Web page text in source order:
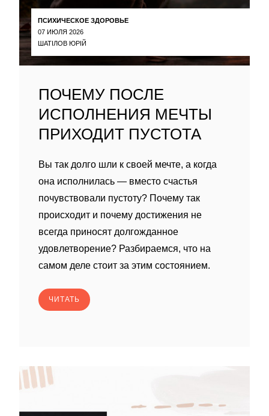
ПСИХИЧЕСКОЕ ЗДОРОВЬЕ
07 ИЮЛЯ 2026
ШАТІЛОВ ЮРІЙ
ПОЧЕМУ ПОСЛЕ
ИСПОЛНЕНИЯ МЕЧТЫ
ПРИХОДИТ ПУСТОТА
Вы так долго шли к своей мечте, а когда
она исполнилась — вместо счастья
почувствовали пустоту? Почему так
происходит и почему достижения не
всегда приносят долгожданное
удовлетворение? Разбираемся, что на
самом деле стоит за этим состоянием.
ЧИТАТЬ